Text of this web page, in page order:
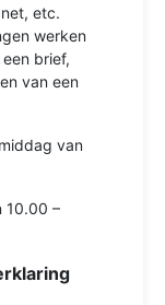
etc.
werken
brief,
van een
van
10.00 –